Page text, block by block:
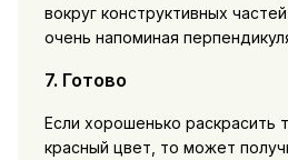
вокруг конструктивных
очень напоминая
7. Готово
Если хорошенько раскрасить
красный цвет, то может